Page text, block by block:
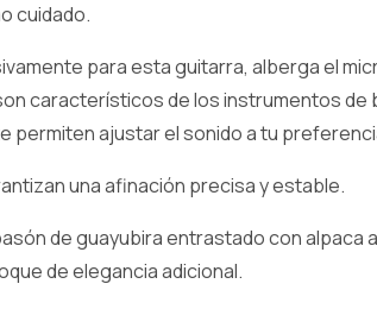
cuidado.
para esta guitarra, alberga el
característicos de los instrumentos de
permiten ajustar el sonido a tu
una afinación precisa y estable.
de guayubira entrastado con
de elegancia adicional.